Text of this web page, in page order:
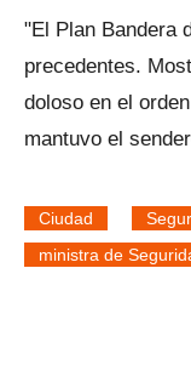
"El Plan Bandera
precedentes.
doloso en el
mantuvo el
Ciudad
ministra de